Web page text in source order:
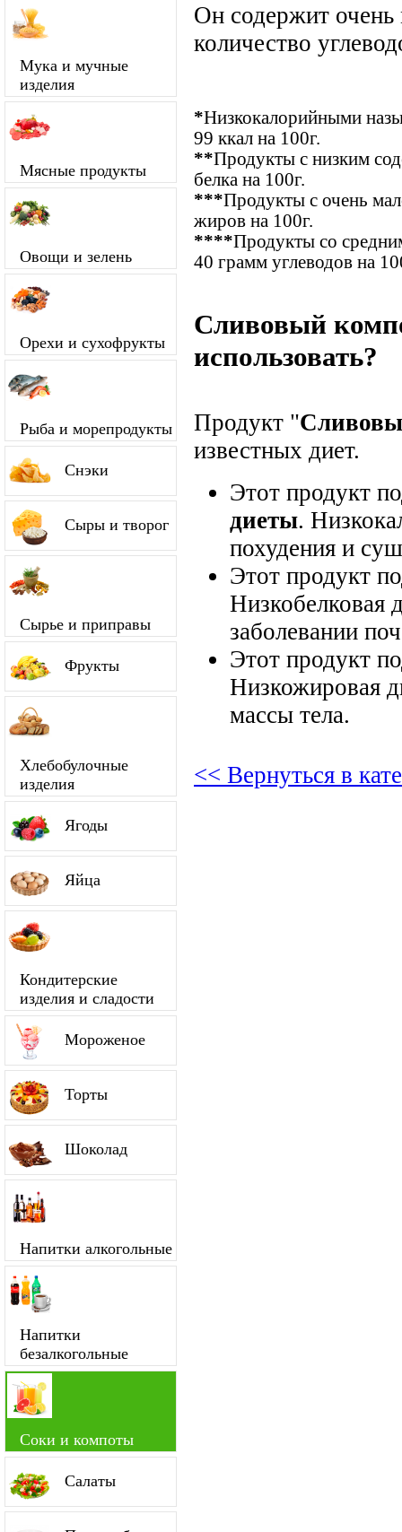
Мука и мучные
изделия
Мясные продукты
Овощи и зелень
Орехи и сухофрукты
Рыба и морепродукты
Снэки
Сыры и творог
Сырье и приправы
Фрукты
Хлебобулочные
изделия
Ягоды
Яйца
Кондитерские
изделия и сладости
Мороженое
Торты
Шоколад
Напитки алкогольные
Напитки
безалкогольные
Соки и компоты
Салаты
Он содержит очень
количество
*Низкокалорийными
99 ккал на 100г.
**Продукты с низким
белка на 100г.
***Продукты с очень
жиров на 100г.
****Продукты со
40 грамм углеводов на
Сливовый
использовать?
Продукт "
известных диет.
Этот продукт
диеты.
похудения и
Этот продукт
Низкобелковая
заболевании
Этот продукт
Низкожировая
массы тела.
<< Вернуться в